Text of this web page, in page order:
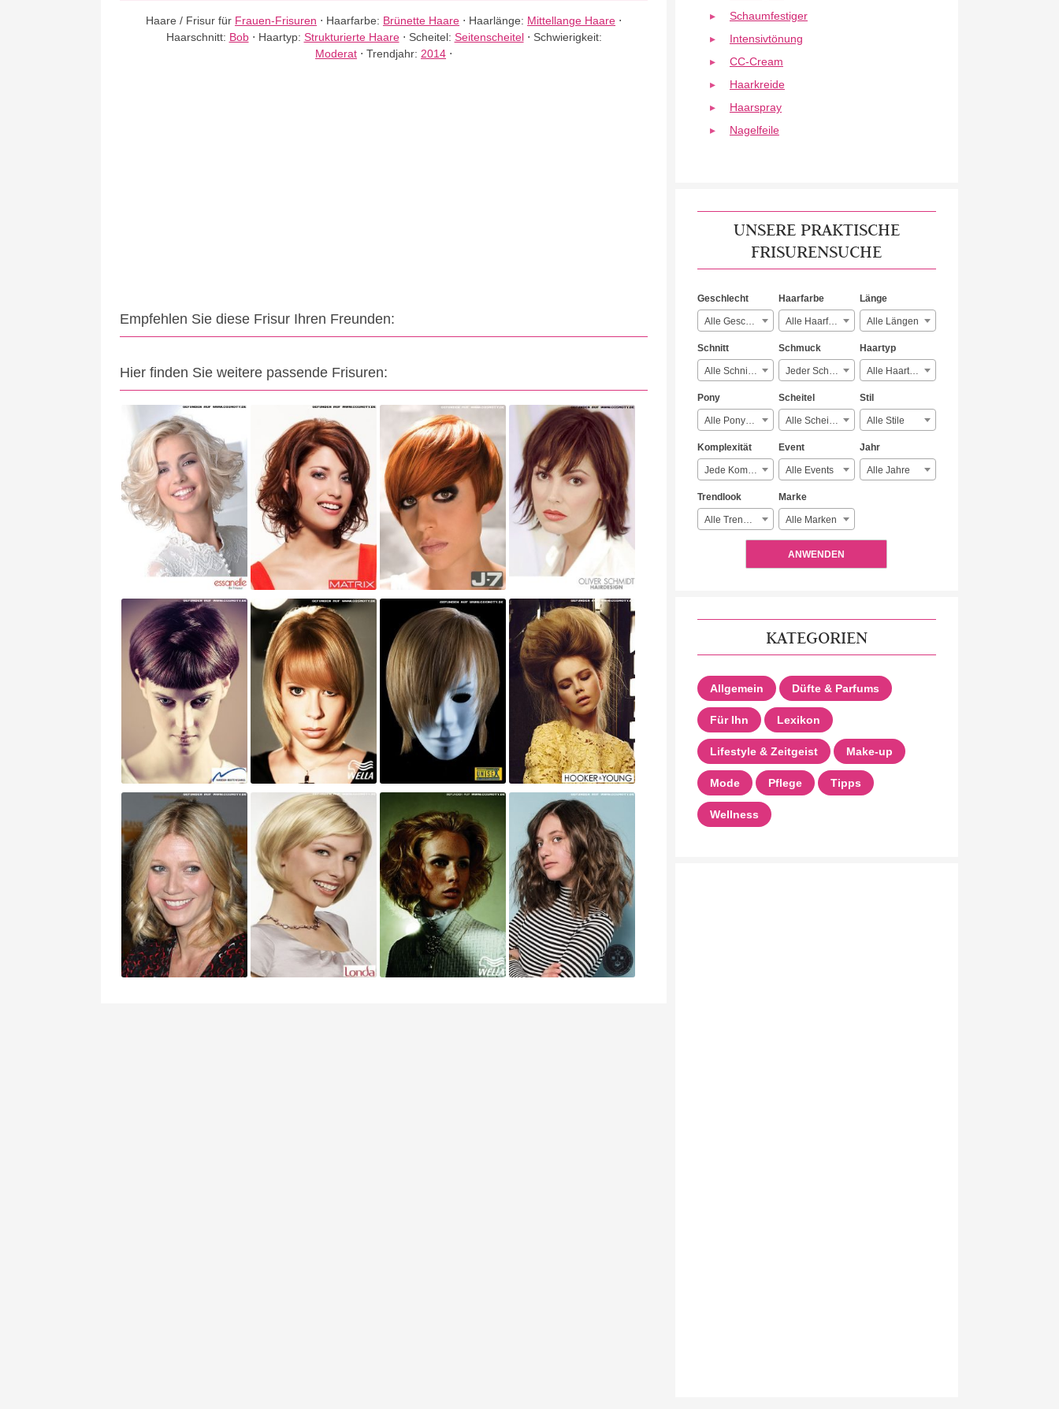
Haare / Frisur für Frauen-Frisuren ⋅ Haarfarbe: Brünette Haare ⋅ Haarlänge: Mittellange Haare ⋅
Haarschnitt: Bob⋅ Haartyp: Strukturierte Haare⋅ Scheitel: Seitenscheitel⋅ Schwierigkeit:
Moderat ⋅Trendjahr: 2014 ⋅
Empfehlen Sie diese Frisur Ihren Freunden:
Hier finden Sie weitere passende Frisuren:
Schaumfestiger
Intensivtönung
CC-Cream
Haarkreide
Haarspray
Nagelfeile
UNSERE PRAKTISCHE
FRISURENSUCHE
Geschlecht
Alle Geschlechter
Haarfarbe
Alle Haarfarben
Länge
Alle Längen
Schnitt
Alle Schnitte
Schmuck
Jeder Schmuck
Haartyp
Alle Haartypen
Pony
Alle Ponyarten
Scheitel
Alle Scheitelarten
Stil
Alle Stile
Komplexität
Jede Komplexität
Event
Alle Events
Jahr
Alle Jahre
Trendlook
Alle Trendlooks
Marke
Alle Marken
ANWENDEN
KATEGORIEN
Allgemein Düfte & Parfums
Für Ihn Lexikon
Lifestyle & Zeitgeist Make-up
Mode Pflege Tipps
Wellness